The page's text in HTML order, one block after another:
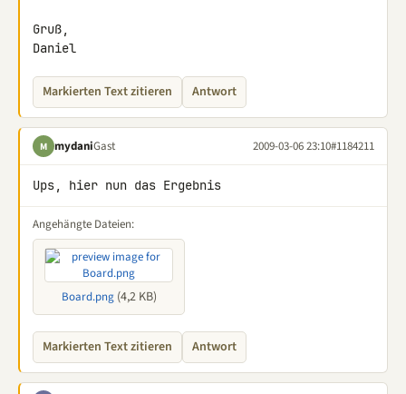
Gruß,
Daniel
Markierten Text zitieren Antwort
M mydaniGast 2009-03-06 23:10#1184211
Ups, hier nun das Ergebnis
Angehängte Dateien:
Board.png(4,2 KB)
Markierten Text zitieren Antwort